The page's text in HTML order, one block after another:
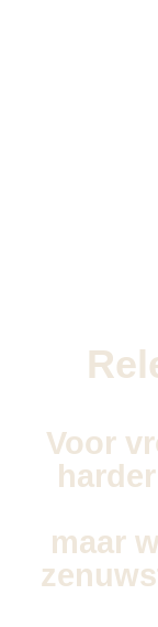
Voor
maar